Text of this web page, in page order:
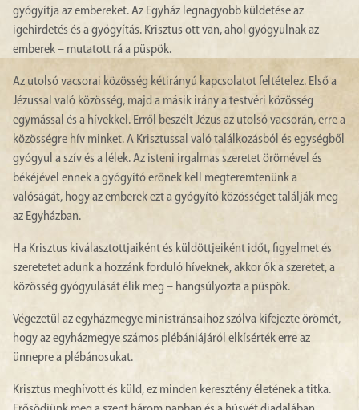
gyógyítja az embereket. Az Egyház legnagyobb küldetése az
igehirdetés és a gyógyítás. Krisztus ott van, ahol gyógyulnak az
emberek – mutatott rá a püspök.
Az utolsó vacsorai közösség kétirányú kapcsolatot feltételez. Első a
Jézussal való közösség, majd a másik irány a testvéri közösség
egymással és a hívekkel. Erről beszélt Jézus az utolsó vacsorán, erre a
közösségre hív minket. A Krisztussal való találkozásból és egységből
gyógyul a szív és a lélek. Az isteni irgalmas szeretet örömével és
békéjével ennek a gyógyító erőnek kell megteremtenünk a
valóságát, hogy az emberek ezt a gyógyító közösséget találják meg
az Egyházban.
Ha Krisztus kiválasztottjaiként és küldöttjeiként időt, figyelmet és
szeretetet adunk a hozzánk forduló híveknek, akkor ők a szeretet, a
közösség gyógyulását élik meg – hangsúlyozta a püspök.
Végezetül az egyházmegye ministránsaihoz szólva kifejezte örömét,
hogy az egyházmegye számos plébániájáról elkísérték erre az
ünnepre a plébánosukat.
Krisztus meghívott és küld, ez minden keresztény életének a titka.